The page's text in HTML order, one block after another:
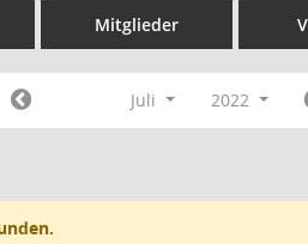
Mitglieder
Juli 2022